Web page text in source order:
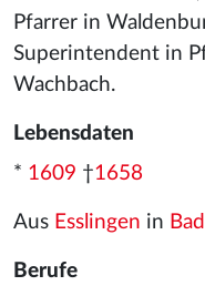
Pfarrer in
Superintendent in
Wachbach.
Lebensdaten
* 1609 †1658
Aus Esslingen in
Berufe